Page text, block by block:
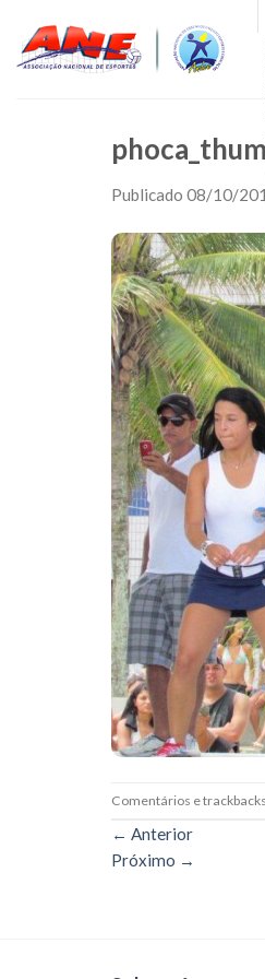
content
Publicado 08/10/
Comentários e
← Anterior
Próximo →